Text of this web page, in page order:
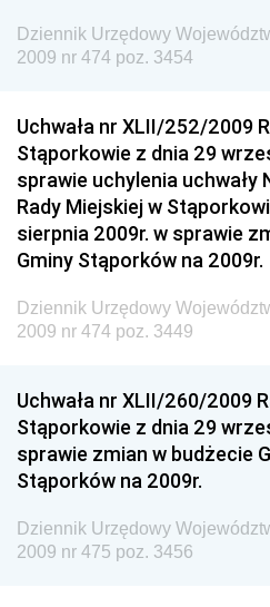
Dziennik Urzędowy
Granicznej
Drogowego
Dziennik Urzędowy
Dziennik Urzędowy
Dziennik Urzędowy
Społecznej
Dziennik Urzędowy
i Gospodarki Morskiej
Dziennik Urzędowy Ministra
Dziennik Urzędowy
Antykorupcyjnego
Wewnętrznego
Dziennik Urzędowy Urzędu
Dziennik Urzędowy
2009 nr 474 poz. 3454
Uchwała nr XLII/252/2009
Stąporkowie z dnia 29
sprawie uchylenia uchwały
Rady Miejskiej w
sierpnia 2009r. w sprawie
Gminy Stąporków na 2009r.
Dziennik Urzędowy
2009 nr 474 poz. 3449
Uchwała nr XLII/260/2009
Stąporkowie z dnia 29
sprawie zmian w budżecie
Stąporków na 2009r.
Dziennik Urzędowy
2009 nr 475 poz. 3456